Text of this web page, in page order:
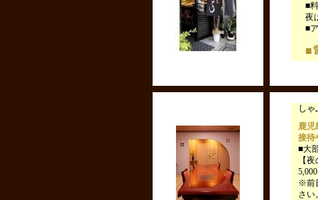
■
夜
■
■
し
鹿児
接待
■大
【
※前
さい